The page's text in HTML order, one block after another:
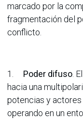
marcado por la
fragmentación del
conflicto.
1. Poder difuso .
hacia una
potencias y
operando en un